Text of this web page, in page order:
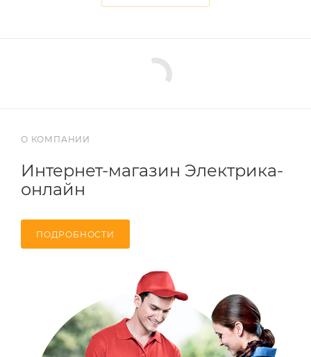
О КОМПАНИИ
Интернет-магазин Электрика-
онлайн
ПОДРОБНОСТИ